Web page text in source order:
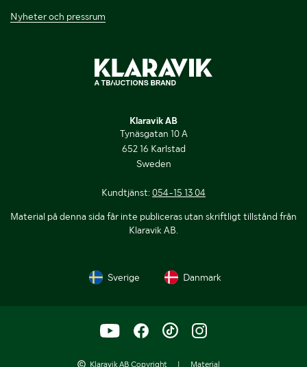
Nyheter och pressrum
Klaravik AB
Tynäsgatan 10 A
652 16 Karlstad
Sweden
Kundtjänst: 054-15 13 04
Material på denna sida får inte publiceras utan skriftligt tillstånd från
Klaravik AB.
Sverige Danmark
Klaravik AB Copyright | Material